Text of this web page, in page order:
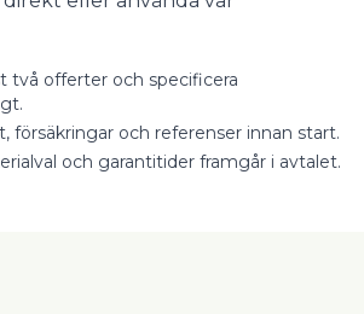
två offerter och specificera
försäkringar och referenser innan start.
och garantitider framgår i avtalet.